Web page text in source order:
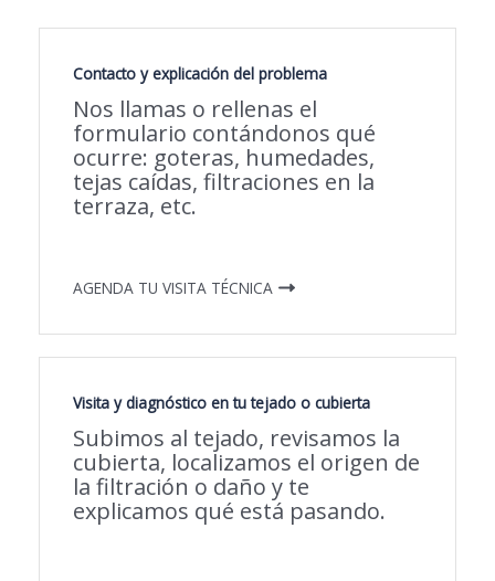
Contacto y explicación del problema
Nos llamas o rellenas el
formulario contándonos qué
ocurre: goteras, humedades,
tejas caídas, filtraciones en la
terraza, etc.
AGENDA TU VISITA TÉCNICA
Visita y diagnóstico en tu tejado o cubierta
Subimos al tejado, revisamos la
cubierta, localizamos el origen de
la filtración o daño y te
explicamos qué está pasando.